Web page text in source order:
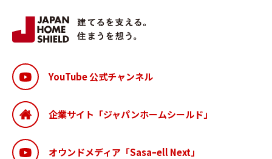
YouTube 公式チャンネル
企業サイト「ジャパンホームシールド」
オウンドメディア「Sasaｰell Next」